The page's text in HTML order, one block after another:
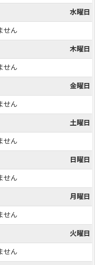
水曜日
せん
木曜日
せん
金曜日
せん
土曜日
せん
日曜日
せん
月曜日
せん
火曜日
せん